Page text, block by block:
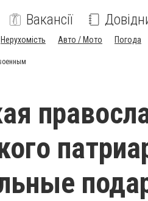
Вакансії
Нерухомість Авто / Мото Погода